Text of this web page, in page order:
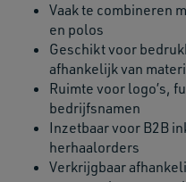
Vaak te combineren
en polos
Geschikt voor
afhankelijk van
Ruimte voor logo’s,
bedrijfsnamen
Inzetbaar voor B2B
herhaalorders
Verkrijgbaar